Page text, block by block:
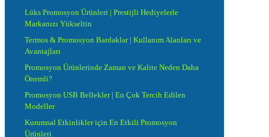
Lüks Promosyon Ürünleri | Prestijli Hediyelerle
Markanızı Yükseltin
Termos & Promosyon Bardaklar | Kullanım Alanları ve
Avantajları
Promosyon Ürünlerinde Zaman ve Kalite Neden Daha
Önemli?
Promosyon USB Bellekler | En Çok Tercih Edilen
Modeller
Kurumsal Etkinlikler için En Etkili Promosyon
Ürünleri